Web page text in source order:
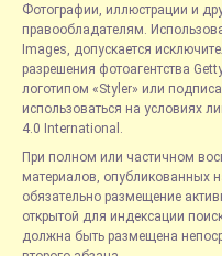
Фотографии, иллюстрации и
правообладателям.
Images, допускается
разрешения фотоагентства
логотипом «Styler» или
использоваться на условиях
4.0 International.
При полном или частичном
материалов, опубликованных
обязательно размещение
открытой для индексации
должна быть размещена